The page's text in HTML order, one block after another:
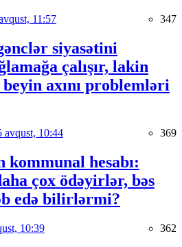
11:57 347
siyasətini
çalışır, lakin
axını problemləri
avqust, 10:44 369
kommunal hesabı:
çox ödəyirlər, bəs
edə bilirlərmi?
10:39 362